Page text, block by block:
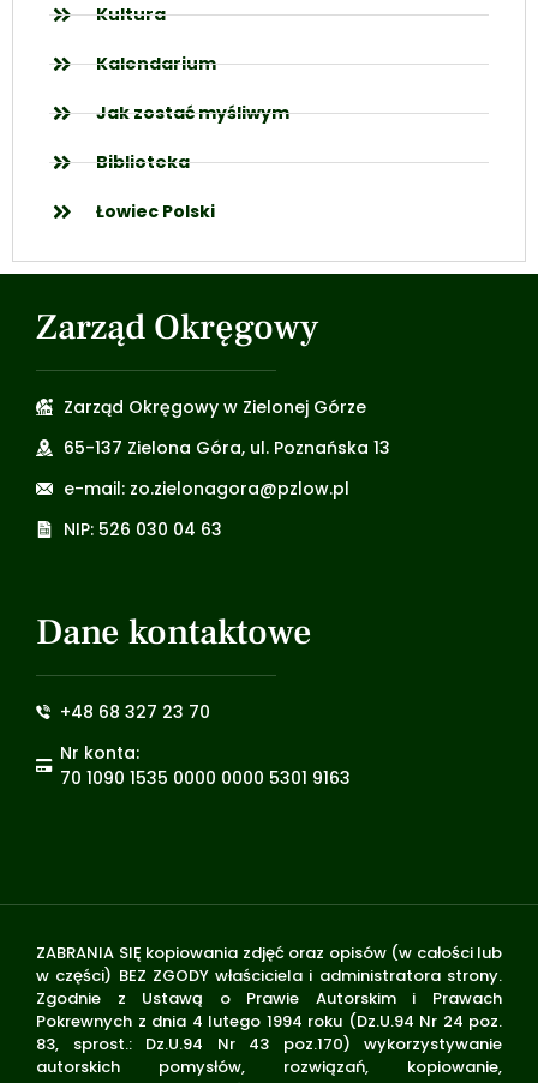
Kultura
Kalendarium
Jak zostać myśliwym
Biblioteka
Łowiec Polski
Zarząd Okręgowy
Zarząd Okręgowy w Zielonej Górze
65-137 Zielona Góra, ul. Poznańska 13
e-mail: zo.zielonagora@pzlow.pl
NIP: 526 030 04 63
Dane kontaktowe
+48 68 327 23 70
Nr konta:
70 1090 1535 0000 0000 5301 9163
ZABRANIA SIĘ kopiowania zdjęć oraz opisów (w całości lub
w części) BEZ ZGODY właściciela i administratora strony.
Zgodnie z Ustawą o Prawie Autorskim i Prawach
Pokrewnych z dnia 4 lutego 1994 roku (Dz.U.94 Nr 24 poz.
83, sprost.: Dz.U.94 Nr 43 poz.170) wykorzystywanie
autorskich pomysłów, rozwiązań, kopiowanie,